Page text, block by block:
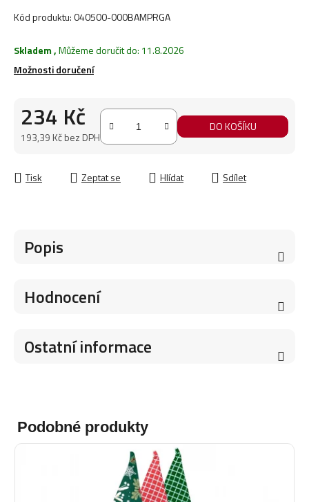
Kód produktu:040500-000BAMPRGA
Skladem,Můžeme doručit do: 11.8.2026
Možnosti doručení
234 Kč
193,39 Kč bez DPH
DO KOŠÍKU
Tisk Zeptat se Hlídat Sdílet
Popis
Hodnocení
Ostatní informace
Podobné produkty